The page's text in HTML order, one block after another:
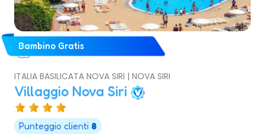
Bambino Gratis
ITALIA BASILICATA NOVA SIRI | NOVA SIRI
Villaggio Nova Siri
Punteggio clienti 8